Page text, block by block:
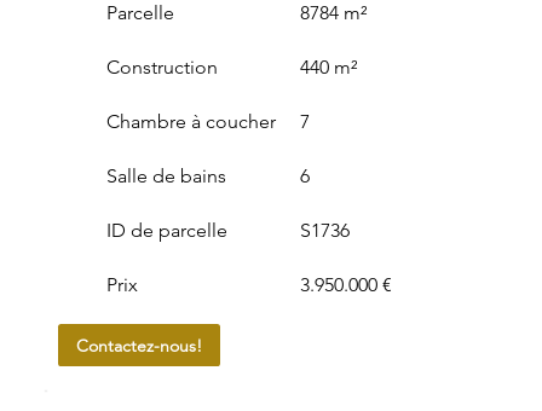
Parcelle
Construction
8784 m²
440 m²
Chambre à coucher
Salle de bains
7
6
ID de parcelle
Prix
S1736
3.950.000 €
Contactez-nous!